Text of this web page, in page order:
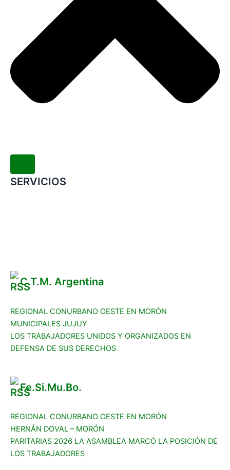
SERVICIOS
C.T.M. Argentina
REGIONAL CONURBANO OESTE EN MORÓN
MUNICIPALES JUJUY
LOS TRABAJADORES UNIDOS Y ORGANIZADOS EN
DEFENSA DE SUS DERECHOS
Fe.Si.Mu.Bo.
REGIONAL CONURBANO OESTE EN MORÓN
HERNÁN DOVAL – MORÓN
PARITARIAS 2026 LA ASAMBLEA MARCÓ LA POSICIÓN DE
LOS TRABAJADORES